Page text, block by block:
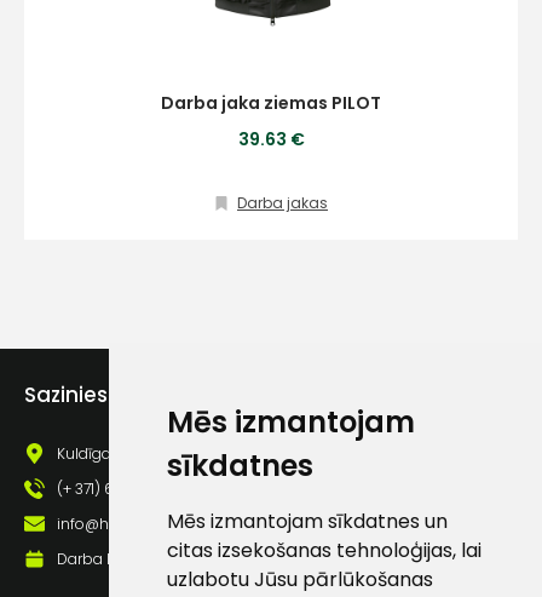
Mēs izmantojam
sīkdatnes
Mēs izmantojam sīkdatnes un
citas izsekošanas tehnoloģijas, lai
uzlabotu Jūsu pārlūkošanas
Darba jaka ziemas PILOT
39.63 €
Darba jakas
Sazinies ar mums
Kuldīgas iela 69a, Saldus, Saldus nov., LV - 3801
(+ 371) 63 881 186
info@hards.lv
Darba laiks: Darbadienās: 8:00 - 17:00